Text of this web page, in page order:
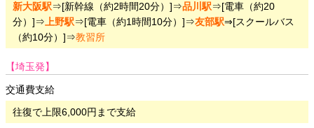
新大阪駅⇒[新幹線（約2時間20分）]⇒品川駅⇒[電車（約20
分）]⇒ 上野駅⇒[電車（約1時間10分）]⇒友部駅⇒[スクールバス
（約10分）]⇒教習所
【埼玉発】
交通費支給
往復で上限6,000円まで支給